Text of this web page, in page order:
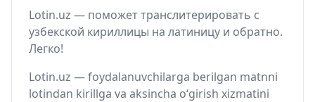
Lotin.uz — поможет транслитерировать с
узбекской кириллицы на латиницу и обратно.
Легко!
Lotin.uz — foydalanuvchilarga berilgan matnni
lotindan kirillga va aksincha o‘girish xizmatini